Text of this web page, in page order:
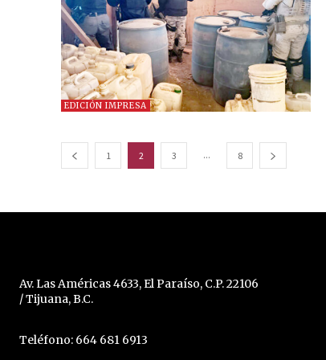
EDICIÓN IMPRESA
1 2 3 ... 8
Av. Las Américas 4633, El Paraíso, C.P. 22106
/ Tijuana, B.C.
Teléfono: 664 681 6913